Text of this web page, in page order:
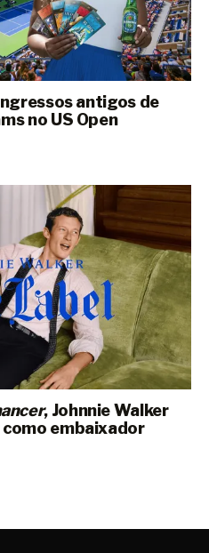
antigos de
no US Open
, Johnnie Walker
como embaixador